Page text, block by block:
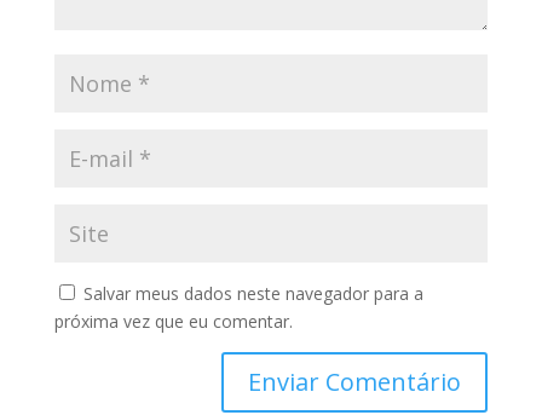
Salvar meus dados neste navegador para a
próxima vez que eu comentar.